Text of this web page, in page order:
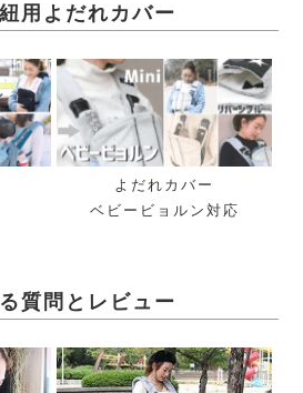
用よだれカバー
よだれカバー
ベビービョルン対応
質問とレビュー